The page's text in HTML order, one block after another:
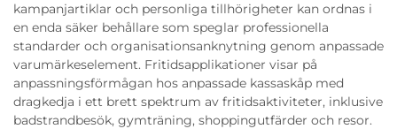
kampanjartiklar och personliga tillhörigheter kan ordnas i
en enda säker behållare som speglar professionella
standarder och organisationsanknytning genom anpassade
varumärkeselement. Fritidsapplikationer visar på
anpassningsförmågan hos anpassade kassaskåp med
dragkedja i ett brett spektrum av fritidsaktiviteter, inklusive
badstrandbesök, gymträning, shoppingutfärder och resor.